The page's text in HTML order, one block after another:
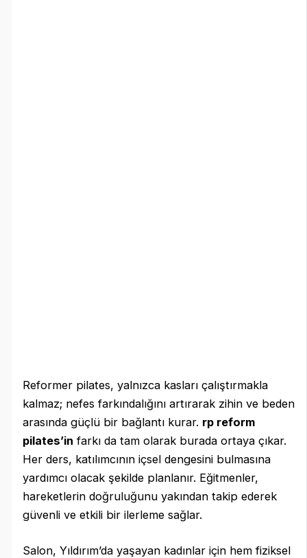
Reformer pilates, yalnızca kasları çalıştırmakla
kalmaz; nefes farkındalığını artırarak zihin ve beden
arasında güçlü bir bağlantı kurar. rp reform
pilates’in farkı da tam olarak burada ortaya çıkar.
Her ders, katılımcının içsel dengesini bulmasına
yardımcı olacak şekilde planlanır. Eğitmenler,
hareketlerin doğruluğunu yakından takip ederek
güvenli ve etkili bir ilerleme sağlar.
Salon, Yıldırım’da yaşayan kadınlar için hem fiziksel